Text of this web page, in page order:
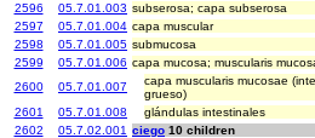
2596
05.7.01.003 subserosa; capa subserosa
2597
05.7.01.004 capa muscular
2598
05.7.01.005 submucosa
2599
05.7.01.006 capa mucosa; muscularis
2600
05.7.01.007
capa muscularis mucosae
grueso)
2601
05.7.01.008
glándulas intestinales
2602
05.7.02.001 ciego 10 children